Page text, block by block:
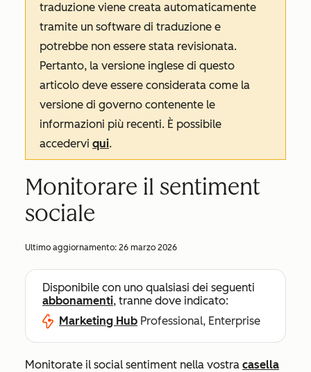
traduzione viene creata automaticamente
tramite un software di traduzione e
potrebbe non essere stata revisionata.
Pertanto, la versione inglese di questo
articolo deve essere considerata come la
versione di governo contenente le
informazioni più recenti. È possibile
accedervi qui.
Monitorare il sentiment
sociale
Ultimo aggiornamento: 26 marzo 2026
Disponibile con uno qualsiasi dei seguenti
abbonamenti, tranne dove indicato:
Marketing Hub Professional, Enterprise
Monitorate il social sentiment nella vostra casella